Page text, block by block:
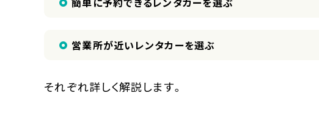
営業所が近いレンタカーを選ぶ
それぞれ詳しく解説します。